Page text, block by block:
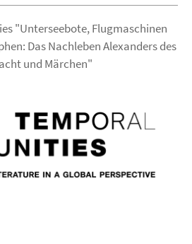
"Unterseebote, Flugmaschinen
Das Nachleben Alexanders des
und Märchen"